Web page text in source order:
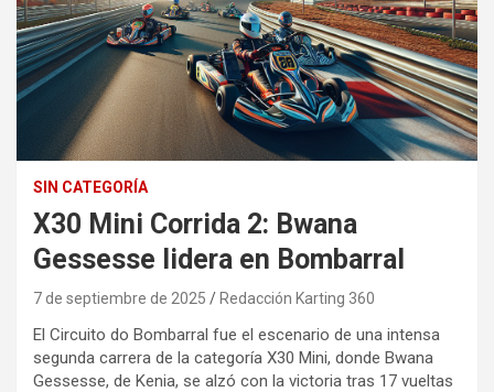
SIN CATEGORÍA
X30 Mini Corrida 2: Bwana
Gessesse lidera en Bombarral
7 de septiembre de 2025 Redacción Karting 360
El Circuito do Bombarral fue el escenario de una intensa
segunda carrera de la categoría X30 Mini, donde Bwana
Gessesse, de Kenia, se alzó con la victoria tras 17 vueltas